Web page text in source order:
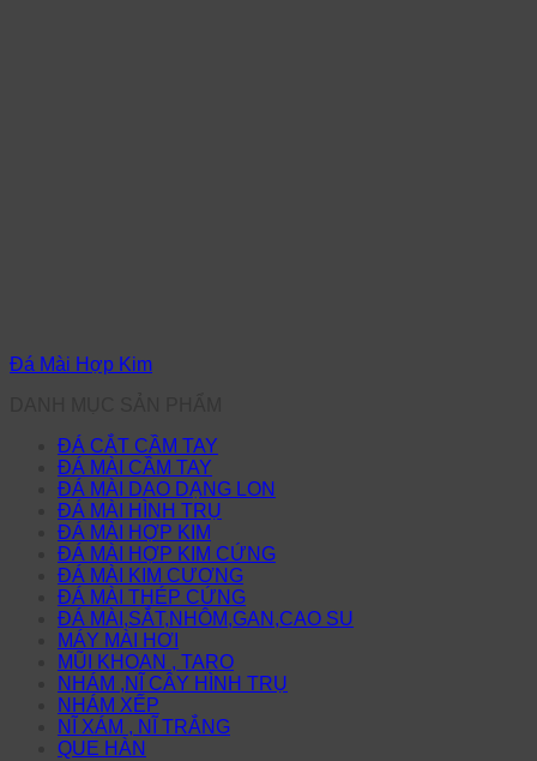
Đá Mài Hợp Kim
ĐÁ CẮT CẦM TAY
ĐÁ MÀI CẦM TAY
ĐÁ MÀI DAO DẠNG LON
ĐÁ MÀI HÌNH TRỤ
ĐÁ MÀI HỢP KIM
ĐÁ MÀI HỢP KIM CỨNG
ĐÁ MÀI KIM CƯƠNG
ĐÁ MÀI THÉP CỨNG
ĐÁ MÀI,SẮT,NHÔM,GAN,CAO SU
MÁY MÀI HƠI
MŨI KHOAN , TARO
NHÁM ,NĨ CÂY HÌNH TRỤ
NHÁM XẾP
NĨ XÁM , NĨ TRẮNG
QUE HÀN